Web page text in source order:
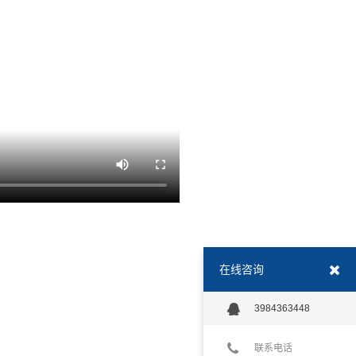
在线咨询
3984363448
联系电话